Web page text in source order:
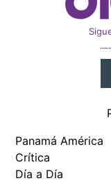
Panamá América
Crítica
Día a Día